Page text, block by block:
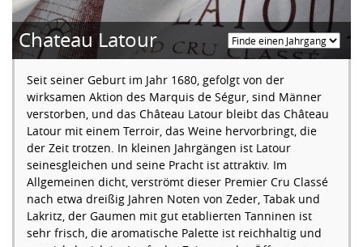
Chateau Latour
Seit seiner Geburt im Jahr 1680, gefolgt von der
wirksamen Aktion des Marquis de Ségur, sind Männer
verstorben, und das Château Latour bleibt das Château
Latour mit einem Terroir, das Weine hervorbringt, die
der Zeit trotzen. In kleinen Jahrgängen ist Latour
seinesgleichen und seine Pracht ist attraktiv. Im
Allgemeinen dicht, verströmt dieser Premier Cru Classé
nach etwa dreißig Jahren Noten von Zeder, Tabak und
Lakritz, der Gaumen mit gut etablierten Tanninen ist
sehr frisch, die aromatische Palette ist reichhaltig und